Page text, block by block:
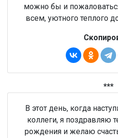
можно бы и
всем, уютного теплого
***
В этот день, когда
коллеги, я поздравляю
рождения и желаю